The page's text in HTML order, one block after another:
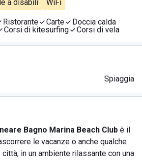
a disabili WiFi
Ristorante Carte
Doccia calda
Corsi di kitesurfing Corsi di vela
Spiaggia
Bagno Marina Beach Club è il
le vacanze o anche qualche
in un ambiente rilassante con una